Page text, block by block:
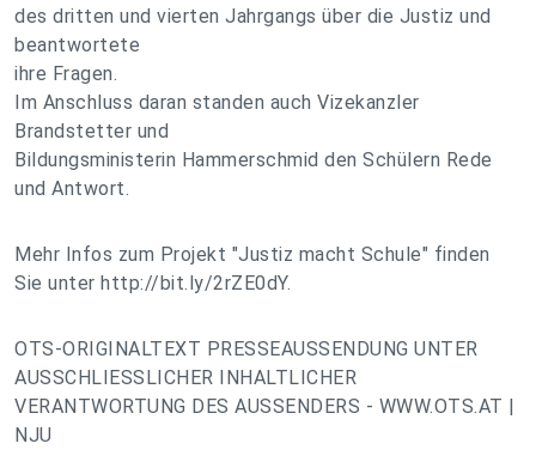
des dritten und vierten Jahrgangs über die Justiz und
beantwortete
ihre Fragen.
Im Anschluss daran standen auch Vizekanzler
Brandstetter und
Bildungsministerin Hammerschmid den Schülern Rede
und Antwort.
Mehr Infos zum Projekt "Justiz macht Schule" finden
Sie unter http://bit.ly/2rZE0dY.
OTS-ORIGINALTEXT PRESSEAUSSENDUNG UNTER
AUSSCHLIESSLICHER INHALTLICHER
VERANTWORTUNG DES AUSSENDERS - WWW.OTS.AT |
NJU